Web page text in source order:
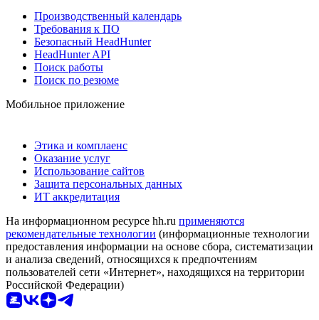
Производственный календарь
Требования к ПО
Безопасный HeadHunter
HeadHunter API
Поиск работы
Поиск по резюме
Мобильное приложение
Этика и комплаенс
Оказание услуг
Использование сайтов
Защита персональных данных
ИТ аккредитация
На информационном ресурсе hh.ru применяются
рекомендательные технологии (информационные технологии
предоставления информации на основе сбора, систематизации
и анализа сведений, относящихся к предпочтениям
пользователей сети «Интернет», находящихся на территории
Российской Федерации)